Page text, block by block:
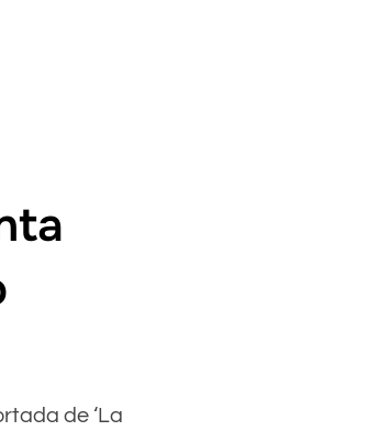
de ‘La